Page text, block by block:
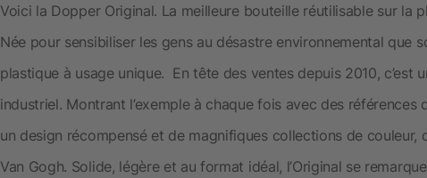
Voici la Dopper Original. La meilleure bouteille réutilisable sur la
Née pour sensibiliser les gens au désastre environnemental que
plastique à usage unique. En tête des ventes depuis 2010, c’est
industriel. Montrant l’exemple à chaque fois avec des références
un design récompensé et de magnifiques collections de couleur,
Van Gogh. Solide, légère et au format idéal, l’Original se